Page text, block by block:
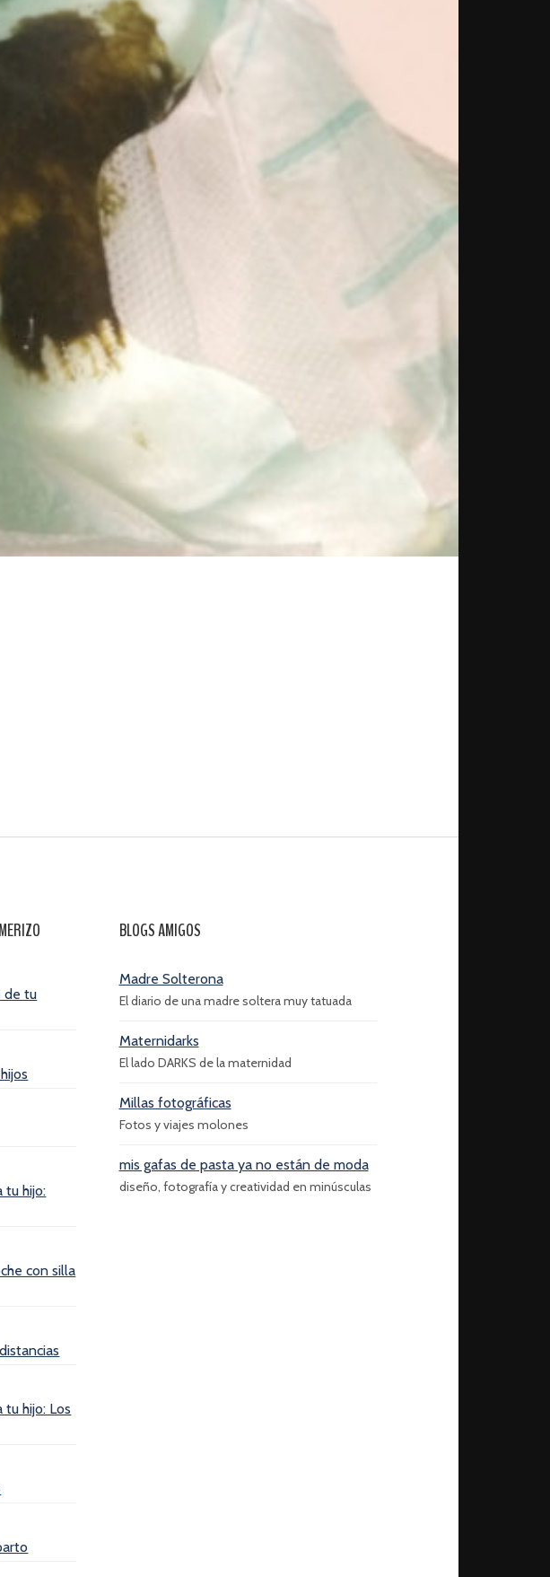
de tu
tu hijo:
con silla
hijo: Los
BLOGS AMIGOS
Madre Solterona
El diario de una madre soltera muy tatuada
Maternidarks
El lado DARKS de la maternidad
Millas fotográficas
Fotos y viajes molones
mis gafas de pasta ya no están de moda
diseño, fotografía y creatividad en minúsculas